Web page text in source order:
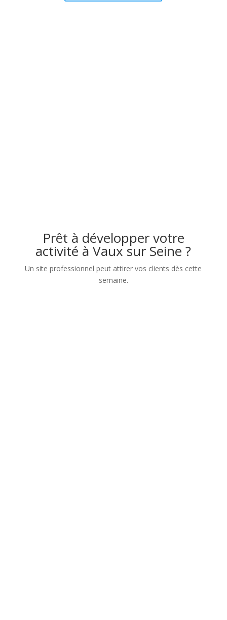
Prêt à développer votre
activité à Vaux sur Seine ?
Un site professionnel peut attirer vos clients dès cette
semaine.